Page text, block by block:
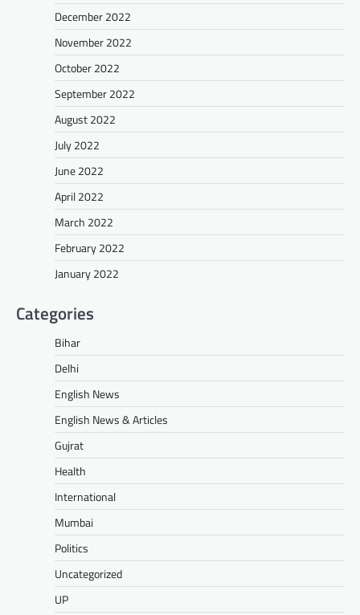
December 2022
November 2022
October 2022
September 2022
August 2022
July 2022
June 2022
April 2022
March 2022
February 2022
January 2022
Categories
Bihar
Delhi
English News
English News & Articles
Gujrat
Health
International
Mumbai
Politics
Uncategorized
UP